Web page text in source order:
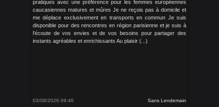
pratiques avec une préférence pour les femmes européennes
caucasiennes matures et mûres Je ne reçois pas à domicile et
me déplace exclusivement en transports en commun Je suis
disponible pour des rencontres en région parisienne et je suis à
l'écoute de vos envies et de vos besoins pour partager des
instants agréables et enrichissants Au plaisir (...)
03/08/2026 09:46 Sans Lendemain